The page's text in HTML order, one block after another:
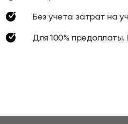
Без учета затрат на
Для 100%